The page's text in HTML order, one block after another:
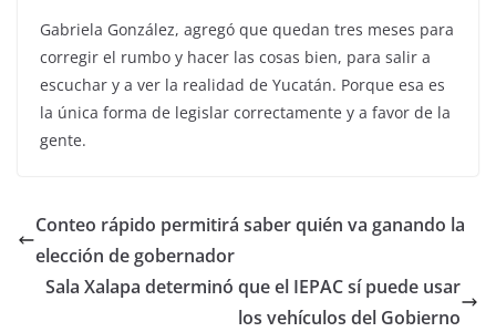
Gabriela González, agregó que quedan tres meses para
corregir el rumbo y hacer las cosas bien, para salir a
escuchar y a ver la realidad de Yucatán. Porque esa es
la única forma de legislar correctamente y a favor de la
gente.
Conteo rápido permitirá saber quién va ganando la
elección de gobernador
Sala Xalapa determinó que el IEPAC sí puede usar
los vehículos del Gobierno